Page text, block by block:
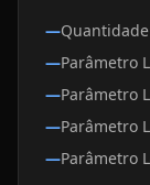
Parâmetro
Parâmetro
Parâmetro
Parâmetro